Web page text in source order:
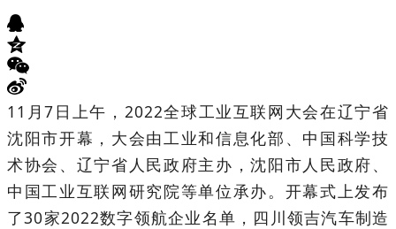
11月7日上午，2022全球工业互联网大会在辽宁省
沈阳市开幕，大会由工业和信息化部、中国科学技
术协会、辽宁省人民政府主办，沈阳市人民政府、
中国工业互联网研究院等单位承办。开幕式上发布
了30家2022数字领航企业名单，四川领吉汽车制造